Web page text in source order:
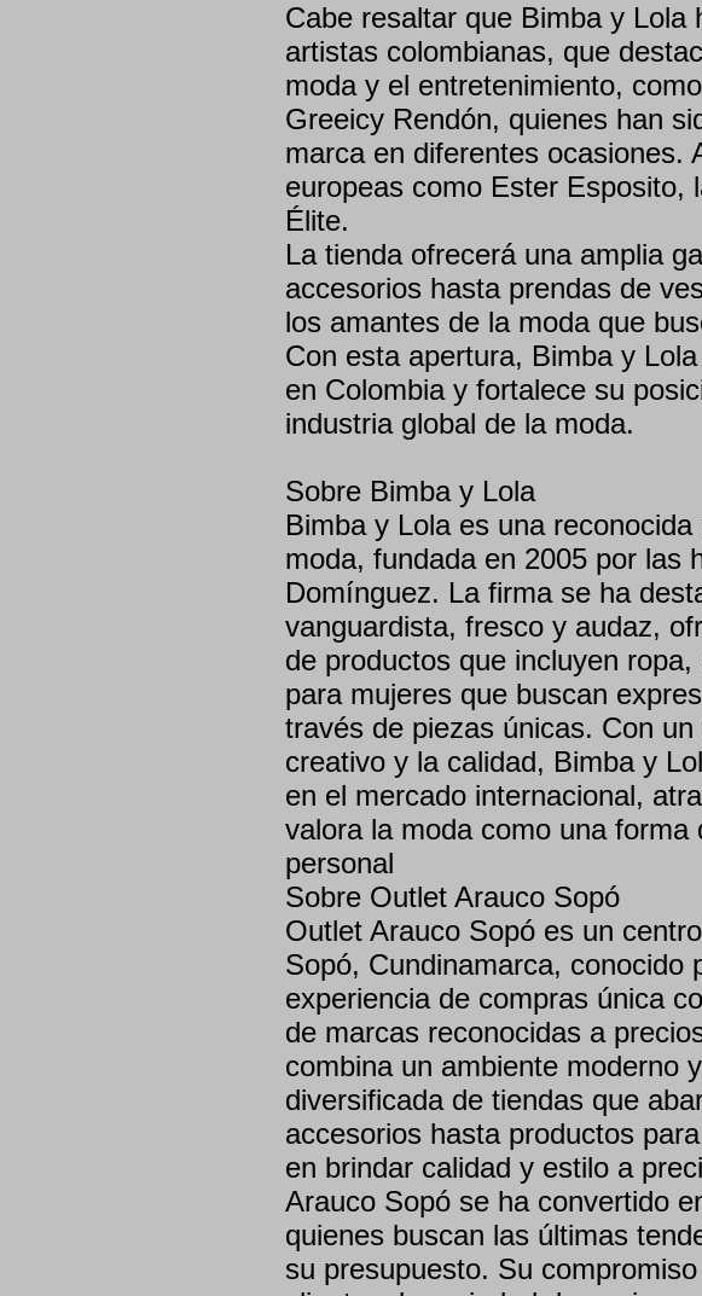
Cabe resaltar que Bimba y Lola
artistas colombianas, que
moda y el entretenimiento,
Greeicy Rendón, quienes han
marca en diferentes ocasiones.
europeas como Ester Esposito,
Élite.
La tienda ofrecerá una amplia
accesorios hasta prendas de
los amantes de la moda que
Con esta apertura, Bimba y
en Colombia y fortalece su
industria global de la moda.
Sobre Bimba y Lola
Bimba y Lola es una
moda, fundada en 2005 por las
Domínguez. La firma se ha
vanguardista, fresco y audaz,
de productos que incluyen
para mujeres que buscan
través de piezas únicas. Con
creativo y la calidad, Bimba y
en el mercado internacional,
valora la moda como una forma
personal
Sobre Outlet Arauco Sopó
Outlet Arauco Sopó es un
Sopó, Cundinamarca, conocido
experiencia de compras única
de marcas reconocidas a
combina un ambiente moderno
diversificada de tiendas que
accesorios hasta productos
en brindar calidad y estilo a
Arauco Sopó se ha convertido
quienes buscan las últimas
su presupuesto. Su